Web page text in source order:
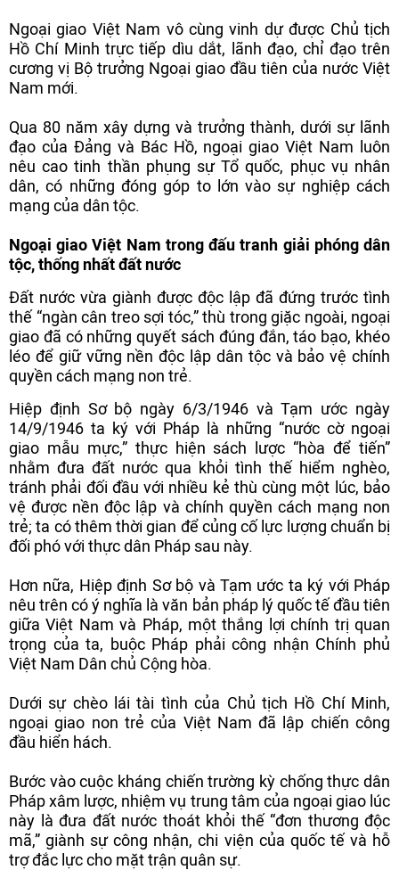
Ngoại giao Việt Nam vô cùng vinh dự được Chủ tịch
Hồ Chí Minh trực tiếp dìu dắt, lãnh đạo, chỉ đạo trên
cương vị Bộ trưởng Ngoại giao đầu tiên của nước Việt
Nam mới.
Qua 80 năm xây dựng và trưởng thành, dưới sự lãnh
đạo của Đảng và Bác Hồ, ngoại giao Việt Nam luôn
nêu cao tinh thần phụng sự Tổ quốc, phục vụ nhân
dân, có những đóng góp to lớn vào sự nghiệp cách
mạng của dân tộc.
Ngoại giao Việt Nam trong đấu tranh giải phóng dân
tộc, thống nhất đất nước
Đất nước vừa giành được độc lập đã đứng trước tình
thế “ngàn cân treo sợi tóc,” thù trong giặc ngoài, ngoại
giao đã có những quyết sách đúng đắn, táo bạo, khéo
léo để giữ vững nền độc lập dân tộc và bảo vệ chính
quyền cách mạng non trẻ.
Hiệp định Sơ bộ ngày 6/3/1946 và Tạm ước ngày
14/9/1946 ta ký với Pháp là những “nước cờ ngoại
giao mẫu mực,” thực hiện sách lược “hòa để tiến”
nhằm đưa đất nước qua khỏi tình thế hiểm nghèo,
tránh phải đối đầu với nhiều kẻ thù cùng một lúc, bảo
vệ được nền độc lập và chính quyền cách mạng non
trẻ; ta có thêm thời gian để củng cố lực lượng chuẩn bị
đối phó với thực dân Pháp sau này.
Hơn nữa, Hiệp định Sơ bộ và Tạm ước ta ký với Pháp
nêu trên có ý nghĩa là văn bản pháp lý quốc tế đầu tiên
giữa Việt Nam và Pháp, một thắng lợi chính trị quan
trọng của ta, buộc Pháp phải công nhận Chính phủ
Việt Nam Dân chủ Cộng hòa.
Dưới sự chèo lái tài tình của Chủ tịch Hồ Chí Minh,
ngoại giao non trẻ của Việt Nam đã lập chiến công
đầu hiển hách.
Bước vào cuộc kháng chiến trường kỳ chống thực dân
Pháp xâm lược, nhiệm vụ trung tâm của ngoại giao lúc
này là đưa đất nước thoát khỏi thế “đơn thương độc
mã,” giành sự công nhận, chi viện của quốc tế và hỗ
trợ đắc lực cho mặt trận quân sự.